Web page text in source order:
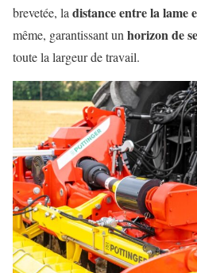
brevetée, la distance entre la lame
même, garantissant un horizon de
toute la largeur de travail.